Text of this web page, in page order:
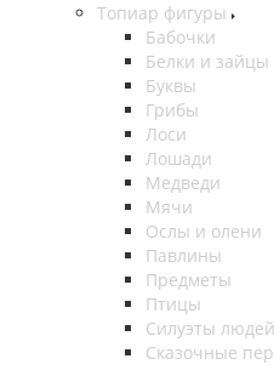
Топиар фигуры
Бабочки
Белки и зайцы
Буквы
Грибы
Лоси
Лошади
Медведи
Мячи
Ослы и олени
Павлины
Предметы
Птицы
Силуэты людей
Сказочные